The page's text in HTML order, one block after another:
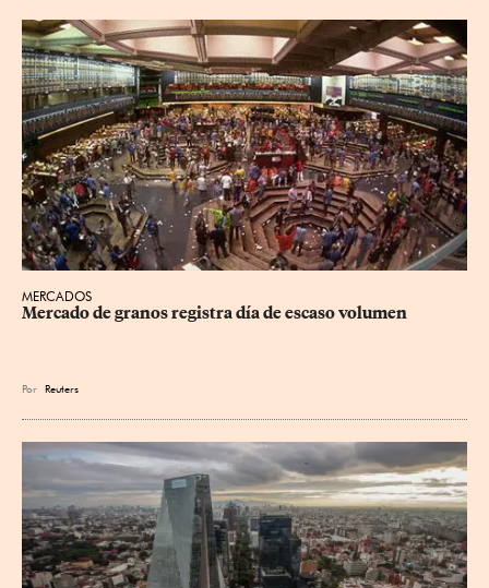
MERCADOS
Mercado de granos registra día de escaso volumen
Por Reuters